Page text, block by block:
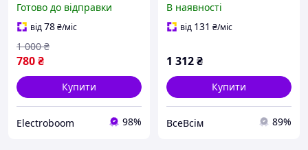
Готово до відправки
від78₴/міс
780₴
1 000 ₴
Купити
Electroboom 98%
хлопчиків та дівчаток
В наявності
від 131 ₴/міс
1 312₴
Купити
ВсеВсім 89%